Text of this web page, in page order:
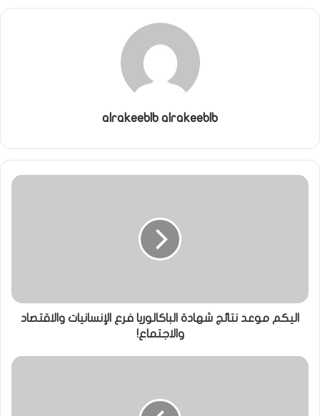
alrakeeblb alrakeeblb
اليكم موعد نتائج شهادة الباكالوريا فرع الإنسانيات والاقتصاد
والاجتماع!